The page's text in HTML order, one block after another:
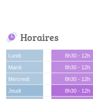
Horaires
Lundi 8h30 - 12h
Mardi
8h30 - 12h
Mercredi
8h30 - 12h
Jeudi
8h30 - 12h